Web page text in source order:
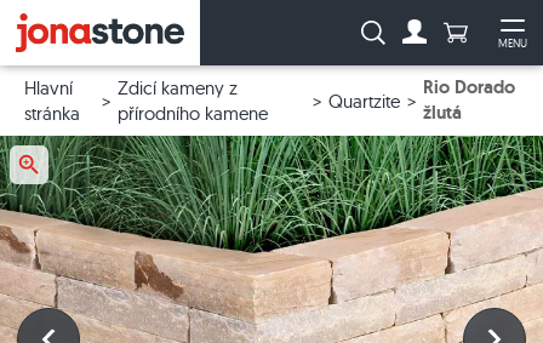
MENU
Vyhledávání:Počet
Hlavní
stránka
Zdicí kameny z
přírodního kamene
Quartzite
Rio Dorado
žlutá